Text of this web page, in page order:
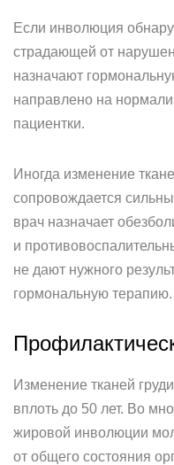
Если инволюция
страдающей от
назначают
направлено на
пациентки.
Иногда изменение
сопровождается
врач назначает
и
не дают нужного
гормональную терапию.
Изменение тканей
вплоть до 50 лет. Во
жировой инволюции
от общего состояния